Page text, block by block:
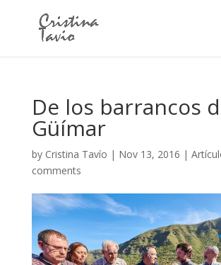
De los barrancos
Güímar
by Cristina Tavío | Nov 13, 2016 |
comments